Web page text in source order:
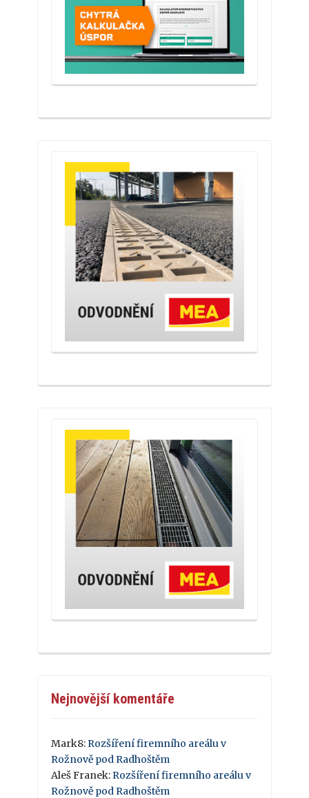
Nejnovější komentáře
Mark8: Rozšíření firemního areálu v
Rožnově pod Radhoštěm
Aleš Franek: Rozšíření firemního areálu v
Rožnově pod Radhoštěm